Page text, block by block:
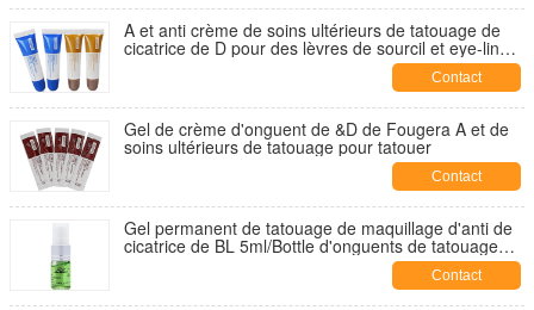
A et anti crème de soins ultérieurs de tatouage de
cicatrice de D pour des lèvres de sourcil et eye-liner
Contact
Gel de crème d'onguent de &D de Fougera A et de
soins ultérieurs de tatouage pour tatouer
Contact
Gel permanent de tatouage de maquillage d'anti de
cicatrice de BL 5ml/Bottle d'onguents de tatouage
Contact